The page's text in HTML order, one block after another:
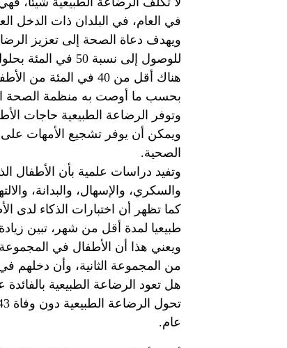
في العام، في البلدان ذات الدخل
ويهدف دعاة الصحة إلى تعزيز
للوصول إلى نسبة 50 في المئة بحلول عام 2025.
هناك أقل من 40 في
بحسب ما أوصت به منظمة الصحة
وتوفر الرضاعة الطبيعية حاجات
الصحية.
وتفيد دراسات علمية بأن الأطفال
والسكري، والإسهال، والبدانة،
طبيعيا لمدة أقل من شهر، تبين
ويعني هذا أن الأطفال في المجموعة
من المجموعة الثانية، وأن دخلهم في سن الـ30 يزيد
هل تعود الرضاعة الطبيعية
عام.